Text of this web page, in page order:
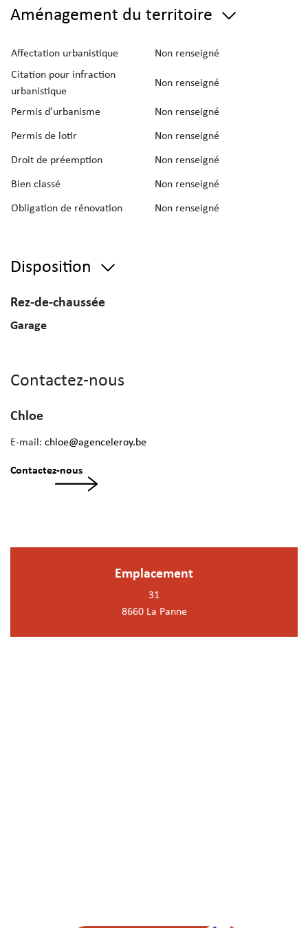
Aménagement du territoire
Affectation urbanistique
Non renseigné
Citation pour infraction
urbanistique
Non renseigné
Permis d’urbanisme
Non renseigné
Permis de lotir
Non renseigné
Droit de préemption
Non renseigné
Bien classé
Non renseigné
Obligation de rénovation
Non renseigné
Disposition
Rez-de-chaussée
Garage
Contactez-nous
Chloe
E-mail: chloe@agenceleroy.be
Contactez-nous
Emplacement
31
8660 La Panne